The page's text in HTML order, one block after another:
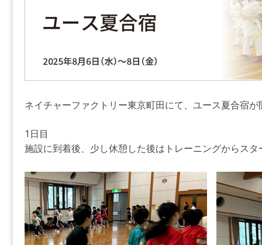
ネイチャーファクトリー東京町田にて、ユース夏合宿
1日目
施設に到着後、少し休憩した後はトレーニングからスタ